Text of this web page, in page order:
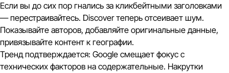
Если вы до сих пор гнались за кликбейтными заголовками
— перестраивайтесь. Discover теперь отсеивает шум.
Показывайте авторов, добавляйте оригинальные данные,
привязывайте контент к географии.
Тренд подтверждается: Google смещает фокус с
технических факторов на содержательные. Накрутки